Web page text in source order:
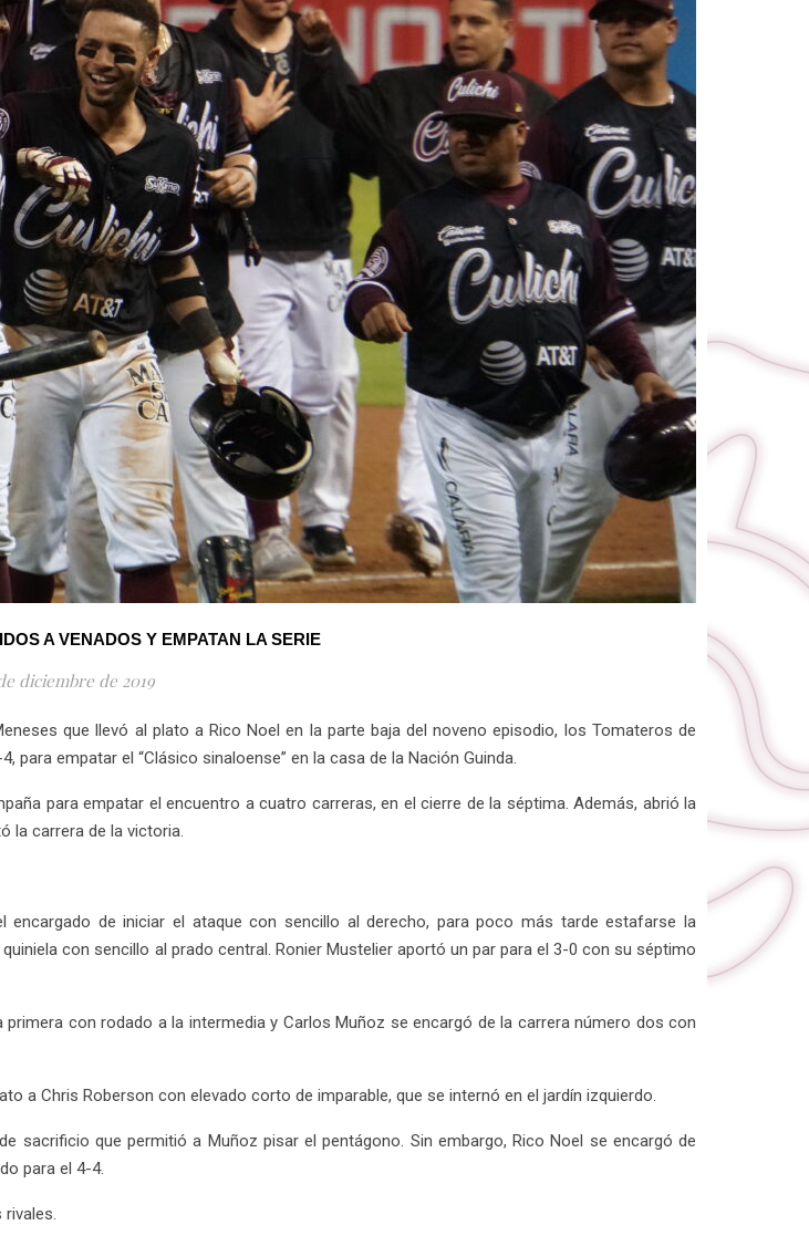
A VENADOS Y EMPATAN LA SERIE
diciembre de 2019
que llevó al plato a Rico Noel en la parte baja del noveno episodio, los Tomateros de
empatar el “Clásico sinaloense” en la casa de la Nación Guinda.
para empatar el encuentro a cuatro carreras, en el cierre de la séptima. Además, abrió la
la carrera de la victoria.
de iniciar el ataque con sencillo al derecho, para poco más tarde estafarse la
con sencillo al prado central. Ronier Mustelier aportó un par para el 3-0 con su séptimo
con rodado a la intermedia y Carlos Muñoz se encargó de la carrera número dos con
a Chris Roberson con elevado corto de imparable, que se internó en el jardín izquierdo.
sacrificio que permitió a Muñoz pisar el pentágono. Sin embargo, Rico Noel se encargó de
para el 4-4.